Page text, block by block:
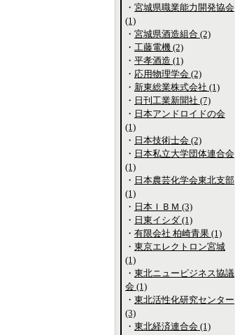
・ 宮城県職業能力開発協会
(1)
・ 宮城県酒造組合 (2)
・ 工藤電機 (2)
・ 平孝酒造 (1)
・ 応用物理学会 (2)
・ 新東総業株式会社 (1)
・ 日刊工業新聞社 (7)
・ 日本アンドロイドの会
(1)
・ 日本技術士会 (2)
・ 日本私立大学団体連合会
(1)
・ 日本農芸化学会東北支部
(1)
・ 日本ＩＢＭ (3)
・ 日東イシダ (1)
・ 有限会社 柏崎青果 (1)
・ 東京エレクトロン宮城
(1)
・ 東北ニュービジネス協議
会 (1)
・ 東北活性化研究センター
(3)
・ 東北経済連合会 (1)